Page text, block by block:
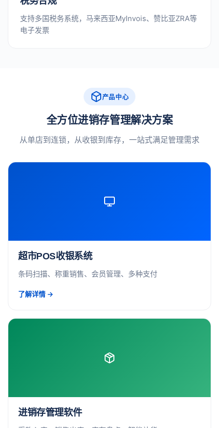
支持多国税务系统，马来西亚MyInvois、赞比亚ZRA等
电子发票
产品中心
全方位进销存管理解决方案
从单店到连锁，从收银到库存，一站式满足管理需求
超市POS收银系统
条码扫描、称重销售、会员管理、多种支付
了解详情 →
进销存管理软件